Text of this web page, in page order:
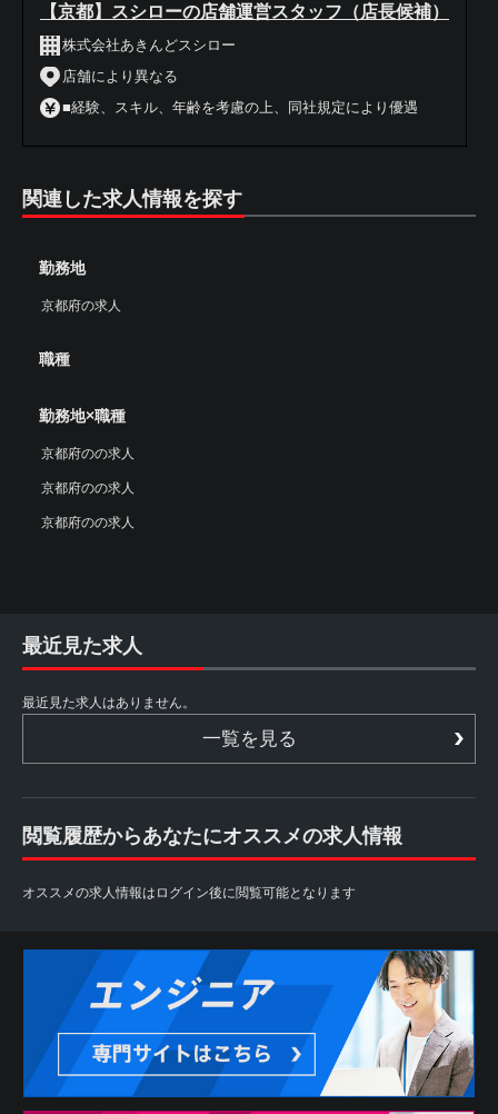
【京都】スシローの店舗運営スタッフ（店長候補）
株式会社あきんどスシロー
店舗により異なる
■経験、スキル、年齢を考慮の上、同社規定により優遇
関連した求人情報を探す
勤務地
京都府の求人
職種
勤務地×職種
京都府のの求人
京都府のの求人
京都府のの求人
最近見た求人
最近見た求人はありません。
一覧を見る
閲覧履歴からあなたにオススメの求人情報
オススメの求人情報はログイン後に閲覧可能となります